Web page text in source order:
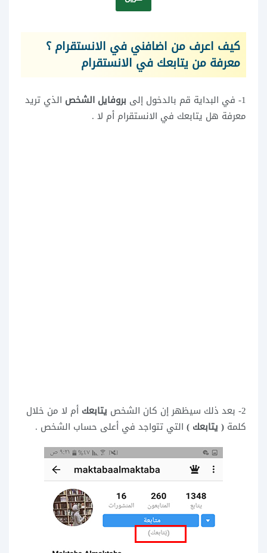
كيف اعرف من اضافني في الانستقرام ؟
معرفة من يتابعك في الانستقرام
1- في البداية قم بالدخول إلى بروفايل الشخص الذي تريد
معرفة هل يتابعك في الانستقرام أم لا .
2- بعد ذلك سيظهر إن كان الشخص يتابعك أم لا من خلال
كلمة ( يتابعك ) التي تتواجد في أعلى حساب الشخص .